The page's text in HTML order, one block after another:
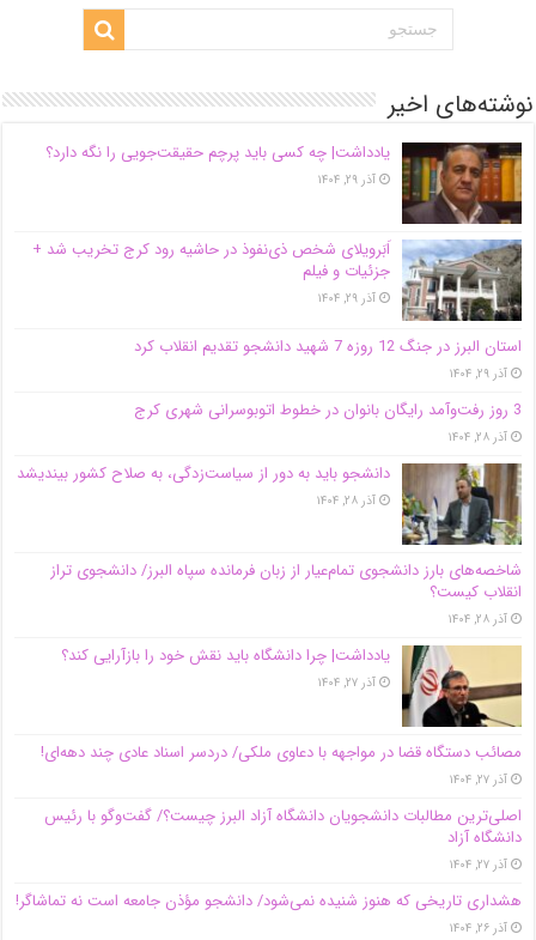
نوشته‌های اخیر
یادداشت| ‌چه کسی باید پرچم حقیقت‌جویی را نگه دارد؟
آذر ۲۹, ۱۴۰۴
اَبَر‌ویلای شخص ذی‌نفوذ در حاشیه‌ رود کرج تخریب شد +
جزئیات و فیلم
آذر ۲۹, ۱۴۰۴
استان البرز در جنگ 12 روزه 7 شهید دانشجو تقدیم انقلاب کرد
آذر ۲۹, ۱۴۰۴
3 روز رفت‌وآمد رایگان بانوان در خطوط اتوبوسرانی شهری کرج
آذر ۲۸, ۱۴۰۴
دانشجو باید به دور از سیاست‌زدگی، به صلاح کشور بیندیشد
آذر ۲۸, ۱۴۰۴
شاخصه‌های بارز دانشجوی تمام‌عیار از زبان فرمانده سپاه البرز/ دانشجوی تراز
انقلاب کیست؟
آذر ۲۸, ۱۴۰۴
یادداشت| چرا دانشگاه باید نقش خود را بازآرایی کند؟
آذر ۲۷, ۱۴۰۴
مصائب دستگاه قضا در مواجهه با دعاوی ملکی/ دردسر اسناد عادی چند‌ دهه‌ای!
آذر ۲۷, ۱۴۰۴
اصلی‌ترین مطالبات دانشجویان دانشگاه آزاد البرز چیست؟/ گفت‌وگو با رئیس
دانشگاه آز‌اد
آذر ۲۷, ۱۴۰۴
هشداری تاریخی که هنوز شنیده نمی‌شود/ دانشجو مؤذن جامعه است نه تماشاگر!
آذر ۲۶, ۱۴۰۴